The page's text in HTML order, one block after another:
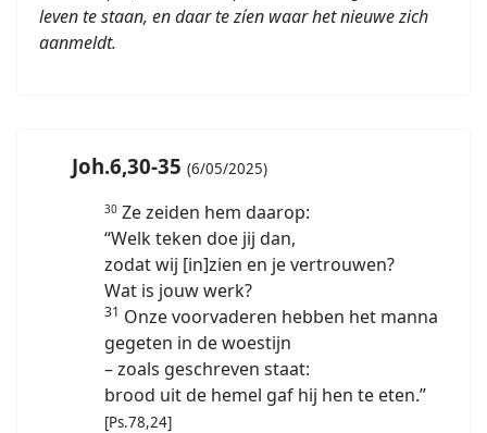
leven te staan, en daar te zíen waar het nieuwe zich
aanmeldt.
Joh.6,30-35 (6/05/2025)
30 Ze zeiden hem daarop:
“Welk teken doe jij dan,
zodat wij [in]zien en je vertrouwen?
Wat is jouw werk?
31 Onze voorvaderen hebben het manna
gegeten in de woestijn
– zoals geschreven staat:
brood uit de hemel gaf hij hen te eten.”
[Ps.78,24]